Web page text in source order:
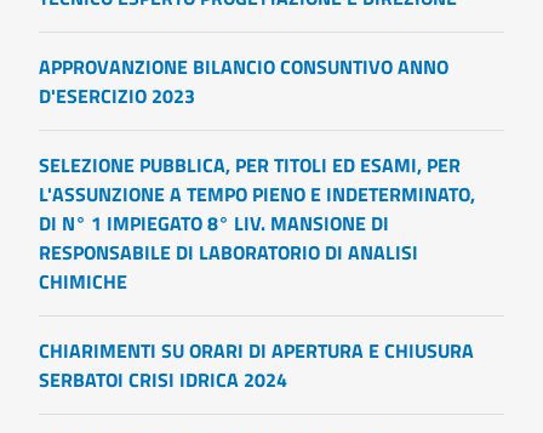
APPROVANZIONE BILANCIO CONSUNTIVO ANNO
D'ESERCIZIO 2023
SELEZIONE PUBBLICA, PER TITOLI ED ESAMI, PER
L'ASSUNZIONE A TEMPO PIENO E INDETERMINATO,
DI N° 1 IMPIEGATO 8° LIV. MANSIONE DI
RESPONSABILE DI LABORATORIO DI ANALISI
CHIMICHE
CHIARIMENTI SU ORARI DI APERTURA E CHIUSURA
SERBATOI CRISI IDRICA 2024